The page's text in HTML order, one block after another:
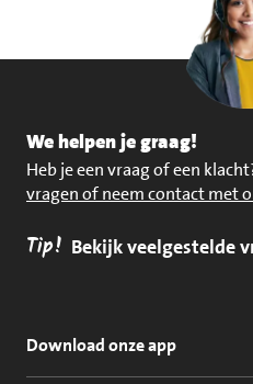
We helpen je graag!
Heb je een vraag of een
vragen of neem contact met
Tip! Bekijk veelgestelde
Download onze app